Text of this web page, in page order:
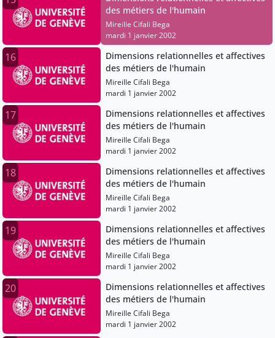
des métiers de l'humain
Mireille Cifali Bega
mardi 1 janvier 2002
16
Dimensions relationnelles et affectives
des métiers de l'humain
Mireille Cifali Bega
mardi 1 janvier 2002
17
Dimensions relationnelles et affectives
des métiers de l'humain
Mireille Cifali Bega
mardi 1 janvier 2002
18
Dimensions relationnelles et affectives
des métiers de l'humain
Mireille Cifali Bega
mardi 1 janvier 2002
19
Dimensions relationnelles et affectives
des métiers de l'humain
Mireille Cifali Bega
mardi 1 janvier 2002
20
Dimensions relationnelles et affectives
des métiers de l'humain
Mireille Cifali Bega
mardi 1 janvier 2002